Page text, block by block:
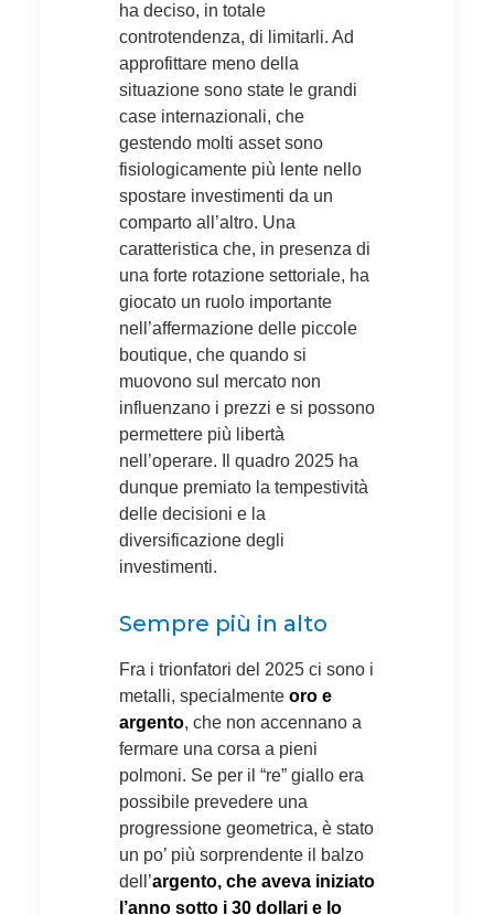
ha deciso, in totale
controtendenza, di limitarli. Ad
approfittare meno della
situazione sono state le grandi
case internazionali, che
gestendo molti asset sono
fisiologicamente più lente nello
spostare investimenti da un
comparto all’altro. Una
caratteristica che, in presenza di
una forte rotazione settoriale, ha
giocato un ruolo importante
nell’affermazione delle piccole
boutique, che quando si
muovono sul mercato non
influenzano i prezzi e si possono
permettere più libertà
nell’operare. Il quadro 2025 ha
dunque premiato la tempestività
delle decisioni e la
diversificazione degli
investimenti.
Sempre più in alto
Fra i trionfatori del 2025 ci sono i
metalli, specialmente oro e
argento, che non accennano a
fermare una corsa a pieni
polmoni. Se per il “re” giallo era
possibile prevedere una
progressione geometrica, è stato
un po’ più sorprendente il balzo
dell’argento, che aveva iniziato
l’anno sotto i 30 dollari e lo